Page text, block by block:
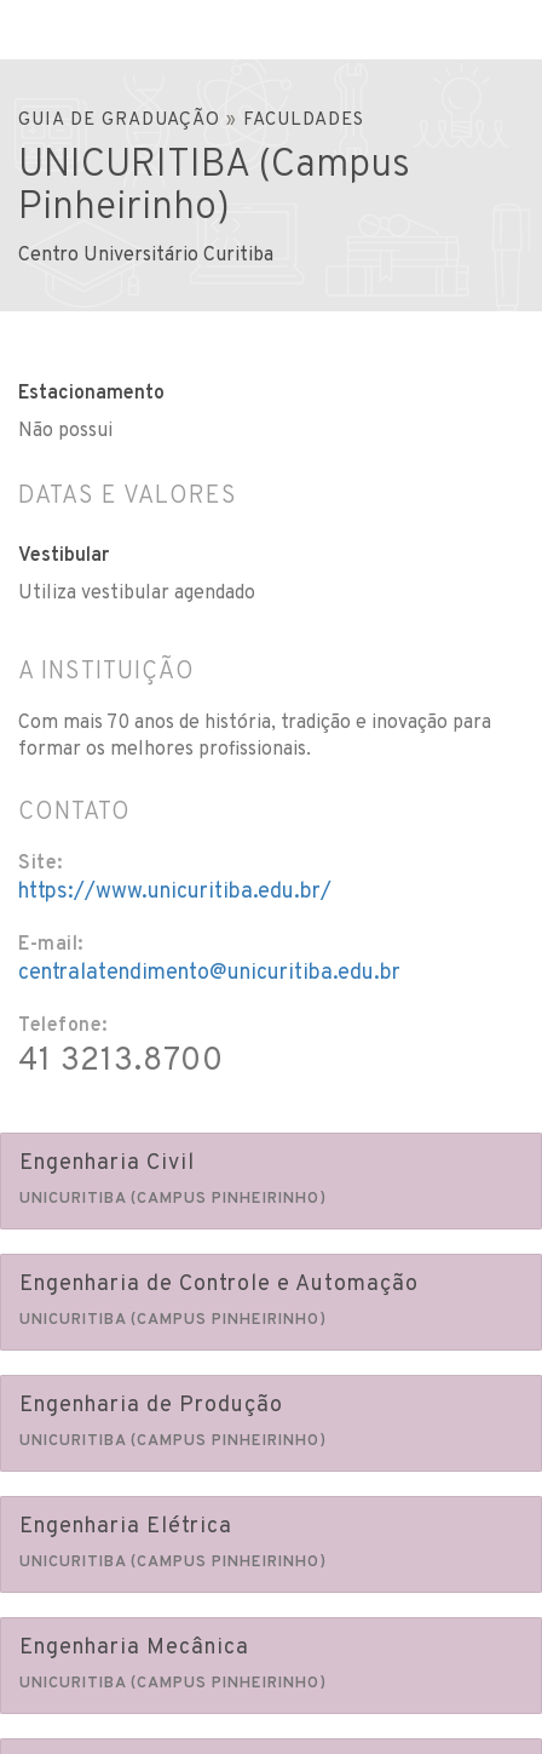
GUIA DE GRADUAÇÃO » FACULDADES
UNICURITIBA (Campus
Pinheirinho)
Centro Universitário Curitiba
Estacionamento
Não possui
DATAS E VALORES
Vestibular
Utiliza vestibular agendado
A INSTITUIÇÃO
Com mais 70 anos de história, tradição e inovação para
formar os melhores profissionais.
CONTATO
Site:
https://www.unicuritiba.edu.br/
E-mail:
centralatendimento@unicuritiba.edu.br
Telefone:
41 3213.8700
Engenharia Civil
UNICURITIBA (CAMPUS PINHEIRINHO)
Engenharia de Controle e Automação
UNICURITIBA (CAMPUS PINHEIRINHO)
Engenharia de Produção
UNICURITIBA (CAMPUS PINHEIRINHO)
Engenharia Elétrica
UNICURITIBA (CAMPUS PINHEIRINHO)
Engenharia Mecânica
UNICURITIBA (CAMPUS PINHEIRINHO)